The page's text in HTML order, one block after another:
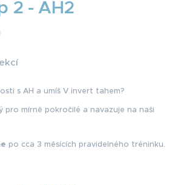
2 - AH2
s AH a umíš V invert tahem?
pro mírně pokročilé a navazuje na naši
po cca 3 měsících pravidelného tréninku.